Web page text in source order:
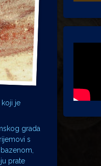
je
grada
s
prate